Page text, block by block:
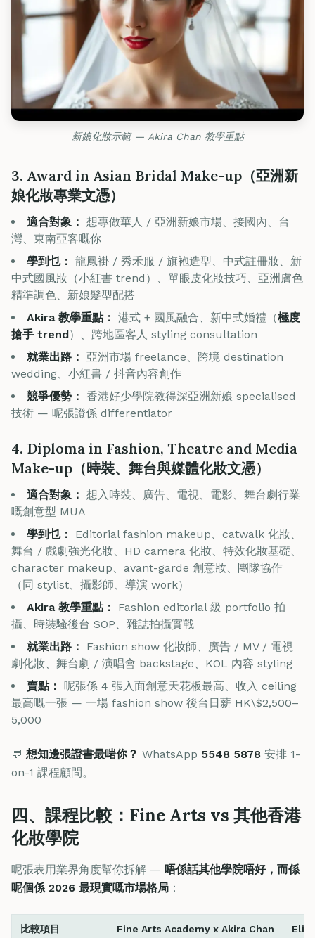
新娘化妝示範 — Akira Chan 教學重點
3. Award in Asian Bridal Make-up（亞洲新
娘化妝專業文憑）
適合對象： 想專做華人 / 亞洲新娘市場、接國內、台
灣、東南亞客嘅你
學到乜： 龍鳳褂 / 秀禾服 / 旗袍造型、中式註冊妝、新
中式國風妝（小紅書 trend）、單眼皮化妝技巧、亞洲膚色
精準調色、新娘髮型配搭
Akira 教學重點： 港式 + 國風融合、新中式婚禮（極度
搶手 trend）、跨地區客人 styling consultation
就業出路： 亞洲市場 freelance、跨境 destination
wedding、小紅書 / 抖音內容創作
競爭優勢： 香港好少學院教得深亞洲新娘 specialised
技術 — 呢張證係 differentiator
4. Diploma in Fashion, Theatre and Media
Make-up（時裝、舞台與媒體化妝文憑）
適合對象： 想入時裝、廣告、電視、電影、舞台劇行業
嘅創意型 MUA
學到乜：
Editorial fashion makeup、catwalk 化妝、
舞台 / 戲劇強光化妝、HD camera 化妝、特效化妝基礎、
character makeup、avant-garde 創意妝、團隊協作
（同 stylist、攝影師、導演 work）
Akira 教學重點：
Fashion editorial 級 portfolio 拍
攝、時裝騷後台 SOP、雜誌拍攝實戰
就業出路：
Fashion show 化妝師、廣告 / MV / 電視
劇化妝、舞台劇 / 演唱會 backstage、KOL 內容 styling
賣點： 呢張係 4 張入面創意天花板最高、收入 ceiling
最高嘅一張 — 一場 fashion show 後台日薪 HK\$2,500–
5,000
💬 想知邊張證書最啱你？ WhatsApp 5548 5878 安排 1-
on-1 課程顧問。
四、課程比較：Fine Arts vs 其他香港
化妝學院
呢張表用業界角度幫你拆解 — 唔係話其他學院唔好，而係
呢個係 2026 最現實嘅市場格局 ：
比較項目 Fine Arts Academy x Akira Chan